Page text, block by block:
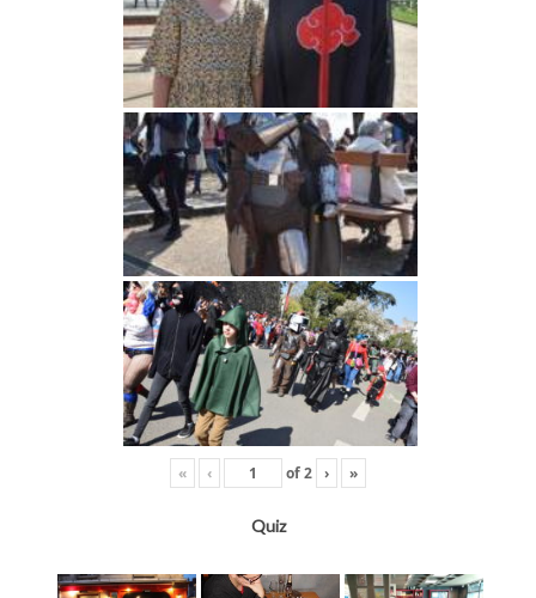
« ‹ of2 › »
Quiz